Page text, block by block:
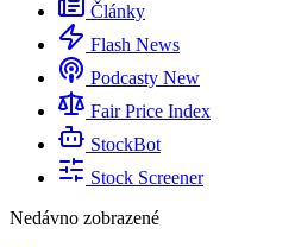
Články
Flash News
Podcasty New
Fair Price Index
StockBot
Stock Screener
Nedávno zobrazené